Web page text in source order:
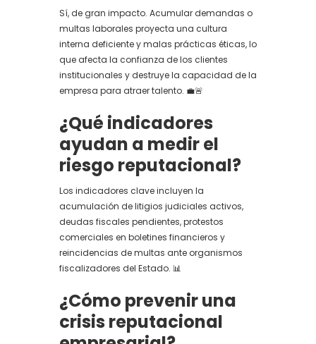
Sí, de gran impacto. Acumular demandas o
multas laborales proyecta una cultura
interna deficiente y malas prácticas éticas, lo
que afecta la confianza de los clientes
institucionales y destruye la capacidad de la
empresa para atraer talento. 💼🚨
¿Qué indicadores
ayudan a medir el
riesgo reputacional?
Los indicadores clave incluyen la
acumulación de litigios judiciales activos,
deudas fiscales pendientes, protestos
comerciales en boletines financieros y
reincidencias de multas ante organismos
fiscalizadores del Estado. 📊
¿Cómo prevenir una
crisis reputacional